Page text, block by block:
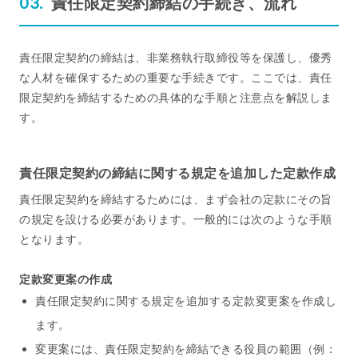
責任限定契約の締結は、非業務執行取締役等を保護し、優秀
な人材を確保するための重要な手続きです。ここでは、責任
限定契約を締結するための具体的な手順と注意点を解説しま
す。
責任限定契約の締結に関する規定を追加した定款作成
責任限定契約を締結するためには、まず会社の定款にその旨
の規定を設ける必要があります。一般的には次のような手順
となります。
定款変更案の作成
責任限定契約に関する規定を追加する定款変更案を作成し
ます。
変更案には、責任限定契約を締結できる役員の範囲（例：